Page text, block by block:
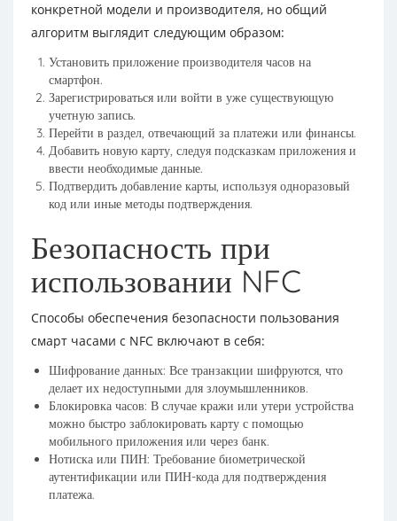
конкретной модели и производителя, но общий
алгоритм выглядит следующим образом:
Установить приложение производителя часов на
смартфон.
Зарегистрироваться или войти в уже существующую
учетную запись.
Перейти в раздел, отвечающий за платежи или финансы.
Добавить новую карту, следуя подсказкам приложения и
ввести необходимые данные.
Подтвердить добавление карты, используя одноразовый
код или иные методы подтверждения.
Безопасность при
использовании NFC
Способы обеспечения безопасности пользования
смарт часами с NFC включают в себя:
Шифрование данных: Все транзакции шифруются, что
делает их недоступными для злоумышленников.
Блокировка часов: В случае кражи или утери устройства
можно быстро заблокировать карту с помощью
мобильного приложения или через банк.
Нотиска или ПИН: Требование биометрической
аутентификации или ПИН-кода для подтверждения
платежа.